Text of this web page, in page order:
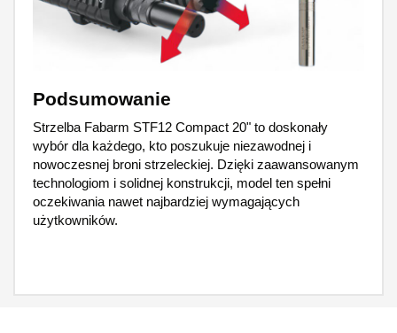
Podsumowanie
Strzelba Fabarm STF12 Compact 20" to doskonały
wybór dla każdego, kto poszukuje niezawodnej i
nowoczesnej broni strzeleckiej. Dzięki zaawansowanym
technologiom i solidnej konstrukcji, model ten spełni
oczekiwania nawet najbardziej wymagających
użytkowników.